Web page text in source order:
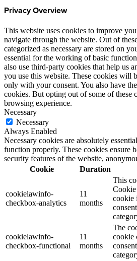
Privacy Overview
This website uses cookies to improve
navigate through the website. Out of
categorized as necessary are stored on
essential for the working of basic
also use third-party cookies that help us
you use this website. These cookies will
only with your consent. You also have
cookies. But opting out of some of these
browsing experience.
Necessary
Necessary
Always Enabled
Necessary cookies are absolutely
function properly. These cookies ensure
security features of the website,
Cookie
Duration
cookielawinfo-
checkbox-analytics
11
months
This
cookie
cookielawinfo-
checkbox-functional
11
months
The
cookie